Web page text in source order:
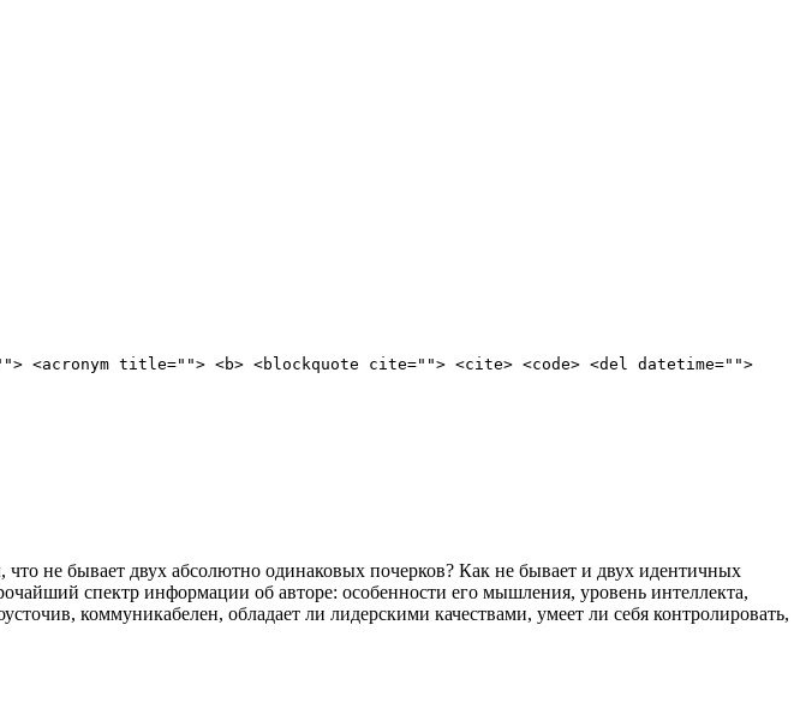
title=""> <b> <blockquote cite=""> <cite> <code> <del datetime="">
не бывает двух абсолютно одинаковых почерков? Как не бывает и двух идентичных
спектр информации об авторе: особенности его мышления, уровень интеллекта,
коммуникабелен, обладает ли лидерскими качествами, умеет ли себя контролировать,